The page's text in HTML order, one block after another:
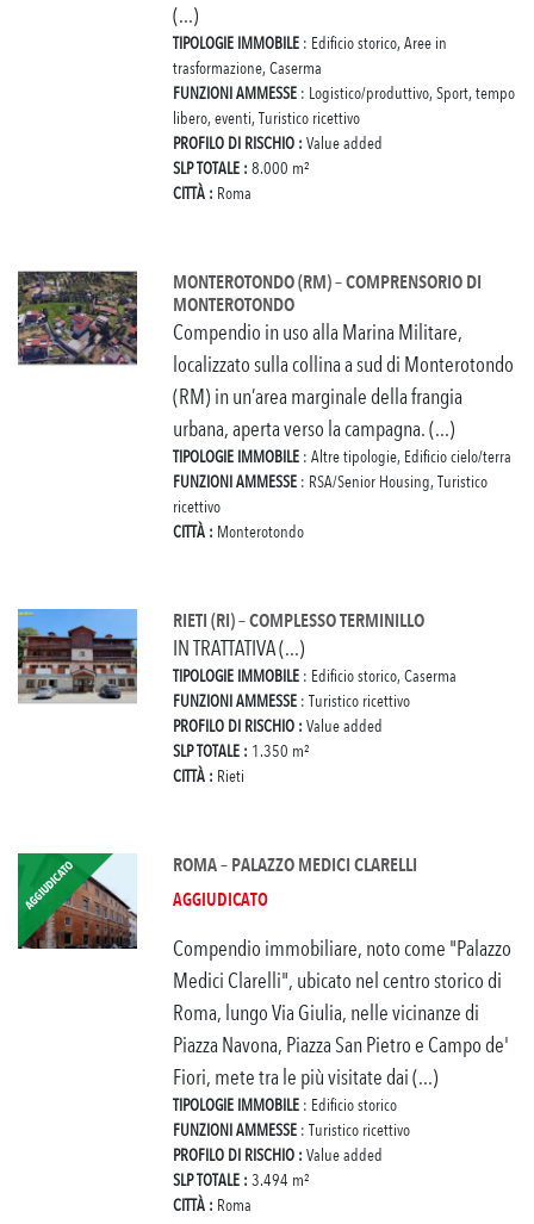
(...)
TIPOLOGIE IMMOBILE : Edificio storico, Aree in
trasformazione, Caserma
FUNZIONI AMMESSE : Logistico/produttivo, Sport, tempo
libero, eventi, Turistico ricettivo
PROFILO DI RISCHIO : Value added
SLP TOTALE : 8.000 m²
CITTÀ : Roma
MONTEROTONDO (RM) – COMPRENSORIO DI
MONTEROTONDO
Compendio in uso alla Marina Militare,
localizzato sulla collina a sud di Monterotondo
(RM) in un’area marginale della frangia
urbana, aperta verso la campagna. (...)
TIPOLOGIE IMMOBILE : Altre tipologie, Edificio cielo/terra
FUNZIONI AMMESSE : RSA/Senior Housing, Turistico
ricettivo
CITTÀ : Monterotondo
RIETI (RI) – COMPLESSO TERMINILLO
IN TRATTATIVA (...)
TIPOLOGIE IMMOBILE : Edificio storico, Caserma
FUNZIONI AMMESSE : Turistico ricettivo
PROFILO DI RISCHIO : Value added
SLP TOTALE : 1.350 m²
CITTÀ : Rieti
ROMA – PALAZZO MEDICI CLARELLI
AGGIUDICATO
Compendio immobiliare, noto come "Palazzo
Medici Clarelli", ubicato nel centro storico di
Roma, lungo Via Giulia, nelle vicinanze di
Piazza Navona, Piazza San Pietro e Campo de'
Fiori, mete tra le più visitate dai (...)
TIPOLOGIE IMMOBILE : Edificio storico
FUNZIONI AMMESSE : Turistico ricettivo
PROFILO DI RISCHIO : Value added
SLP TOTALE : 3.494 m²
CITTÀ : Roma